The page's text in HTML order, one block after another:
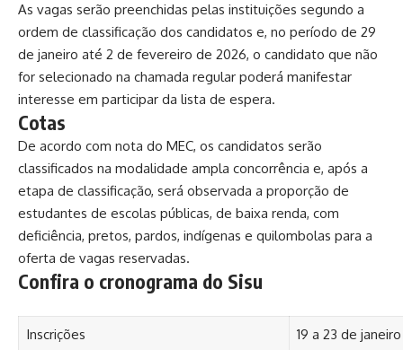
As vagas serão preenchidas pelas instituições segundo a
ordem de classificação dos candidatos e, no período de 29
de janeiro até 2 de fevereiro de 2026, o candidato que não
for selecionado na chamada regular poderá manifestar
interesse em participar da lista de espera.
Cotas
De acordo com nota do MEC, os candidatos serão
classificados na modalidade ampla concorrência e, após a
etapa de classificação, será observada a proporção de
estudantes de escolas públicas, de baixa renda, com
deficiência, pretos, pardos, indígenas e quilombolas para a
oferta de vagas reservadas.
Confira o cronograma do Sisu
Inscrições 19 a 23 de janeiro